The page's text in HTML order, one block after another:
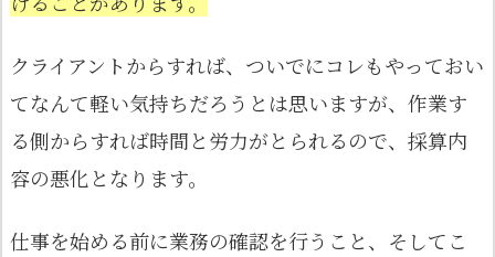
クライアントからすれば、ついでにコレもやっておい
てなんて軽い気持ちだろうとは思いますが、作業す
る側からすれば時間と労力がとられるので、採算内
容の悪化となります。
仕事を始める前に業務の確認を行うこと、そしてこ